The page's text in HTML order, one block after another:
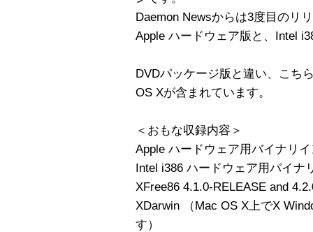
Daemon Newsからは3度目のリ
Apple ハードウェア版と、Intel
DVDパッケージ版と違い、こち
OS Xが含まれています。
＜おもな収録内容＞
Apple ハードウェア用バイナリ
Intel i386 ハードウェア用バイナ
XFree86 4.1.0-RELEASE and
XDarwin （Mac OS X上でX
す）